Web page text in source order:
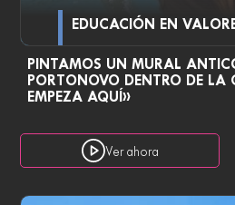
EDUCACIÓN EN
PINTAMOS UN MURAL
PORTONOVO DENTRO DE
EMPEZA AQUÍ»
Ver ahora